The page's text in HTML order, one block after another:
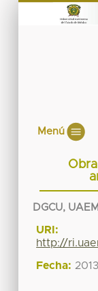
Menú
DGCU, UAEM
URI:
http://
Fecha: